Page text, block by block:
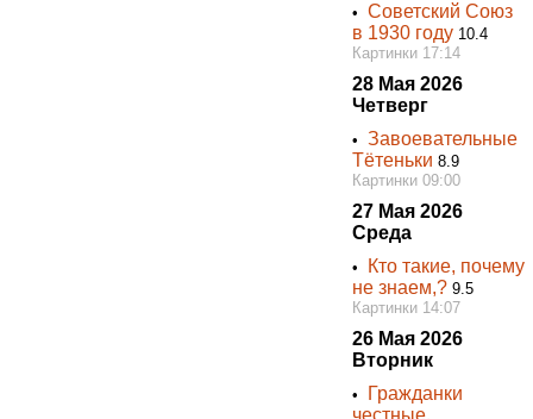
•Советский Союз
в 1930 году 10.4
Картинки 17:14
28 Мая 2026
Четверг
•Завоевательные
Тётеньки 8.9
Картинки 09:00
27 Мая 2026
Среда
•
Кто такие, почему
не знаем,? 9.5
Картинки 14:07
26 Мая 2026
Вторник
•
Гражданки
честные,